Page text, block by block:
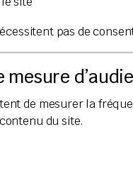
pas de
mesure
de mesurer la
du site.